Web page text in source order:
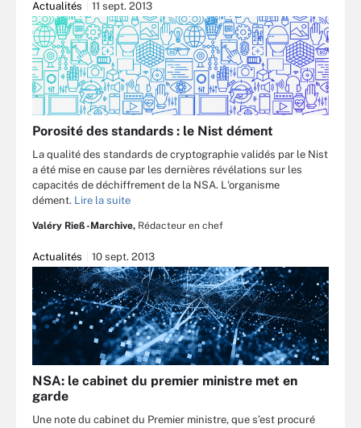
Actualités 11 sept. 2013
Porosité des standards : le Nist dément
La qualité des standards de cryptographie validés par le Nist
a été mise en cause par les dernières révélations sur les
capacités de déchiffrement de la NSA. L'organisme
dément. Lire la suite
Valéry Rieß-Marchive, Rédacteur en chef
Actualités 10 sept. 2013
NSA: le cabinet du premier ministre met en
garde
Une note du cabinet du Premier ministre, que s’est procuré